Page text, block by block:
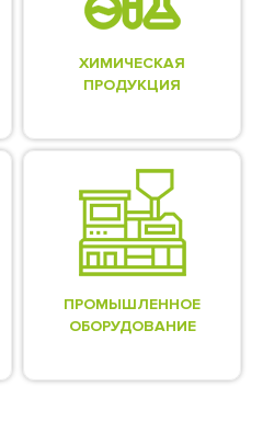
ХИМИЧЕСКАЯ
ПРОДУКЦИЯ
ПРОМЫШЛЕННОЕ
ОБОРУДОВАНИЕ